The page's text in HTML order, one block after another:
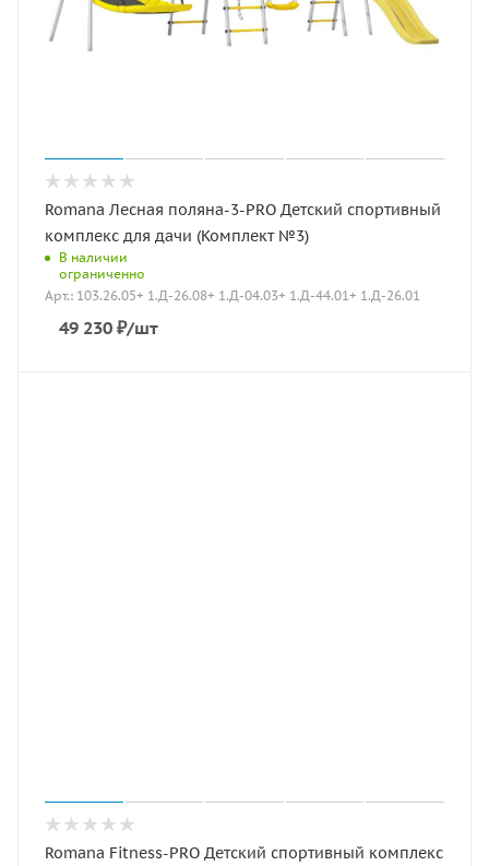
Romana Лесная поляна-3-PRO Детский спортивный
комплекс для дачи (Комплект №3)
В наличии
ограниченно
Арт.: 103.26.05+ 1.Д-26.08+ 1.Д-04.03+ 1.Д-44.01+ 1.Д-26.01
49 230 ₽/шт
Romana Fitness-PRO Детский спортивный комплекс